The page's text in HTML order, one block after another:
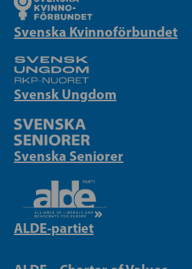
Svenska Kvinnoförbundet
Svensk Ungdom
Svenska Seniorer
ALDE-partiet